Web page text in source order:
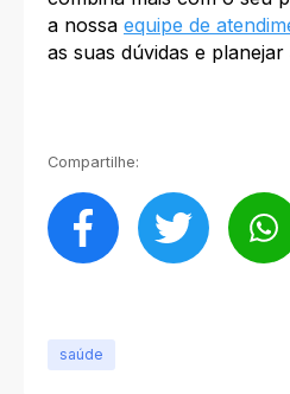
a nossa equipe de
as suas dúvidas e
Compartilhe:
saúde